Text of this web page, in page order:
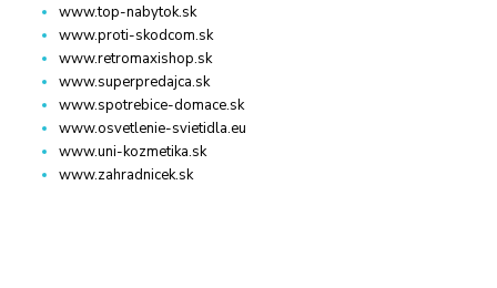
www.top-nabytok.sk
www.proti-skodcom.sk
www.retromaxishop.sk
www.superpredajca.sk
www.spotrebice-domace.sk
www.osvetlenie-svietidla.eu
www.uni-kozmetika.sk
www.zahradnicek.sk